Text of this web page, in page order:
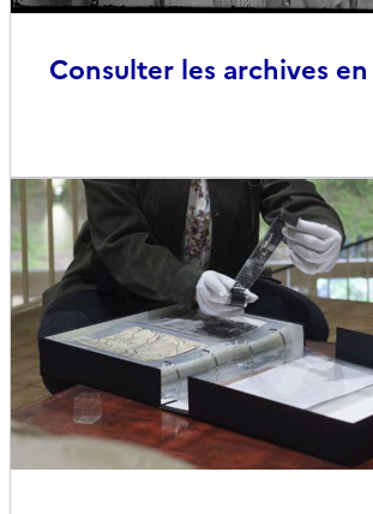
Consulter les archives